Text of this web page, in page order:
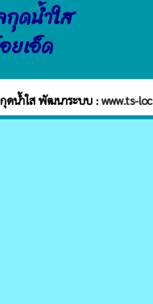
ดน้ำใส
ยเอ็ด
ดน้ำใส พัฒนาระบบ : www.ts-